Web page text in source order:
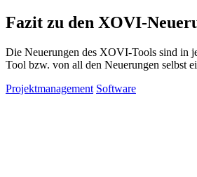
Fazit zu den XOVI-
Die Neuerungen des XOVI-Tools sind in
Tool bzw. von all den Neuerungen selbst
Projektmanagement Software